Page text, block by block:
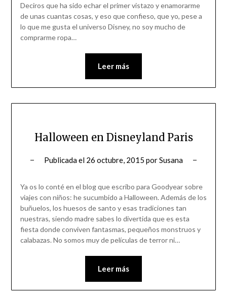
Deciros que ha sido echar el primer vistazo y enamorarme
de unas cuantas cosas, y eso que confieso, que yo, pese a
lo que me gusta el universo Disney, no soy mucho de
comprarme ropa…
Leer más
Halloween en Disneyland Paris
Publicada el 26 octubre, 2015 porSusana
Ya os lo conté en el blog que escribo para Goodyear sobre
viajes con niños: he sucumbido a Halloween. Además de los
buñuelos, los huesos de santo y esas tradiciones tan
nuestras, siendo madre sabes lo divertida que es esta
fiesta donde conviven fantasmas, pequeños monstruos y
calabazas. No somos muy de películas de terror ni…
Leer más